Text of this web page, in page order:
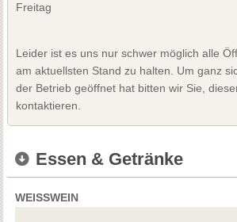
Freitag
Leider ist es uns nur schwer möglich alle
am aktuellsten Stand zu halten. Um ganz
der Betrieb geöffnet hat bitten wir Sie,
kontaktieren.
Essen & Getränke
WEISSWEIN